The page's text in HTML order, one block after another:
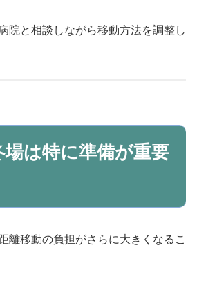
院と相談しながら移動方法を調整し
場は特に準備が重要
離移動の負担がさらに大きくなるこ